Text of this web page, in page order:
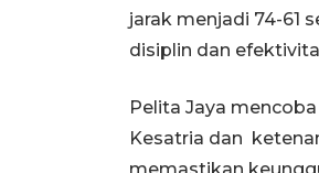
jarak menjadi 74-61
disiplin dan
Pelita Jaya
Kesatria dan
memastikan